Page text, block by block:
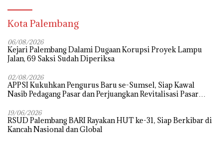
Kota Palembang
06/08/2026
Kejari Palembang Dalami Dugaan Korupsi Proyek Lampu
Jalan, 69 Saksi Sudah Diperiksa
02/08/2026
APPSI Kukuhkan Pengurus Baru se-Sumsel, Siap Kawal
Nasib Pedagang Pasar dan Perjuangkan Revitalisasi Pasar
19/06/2026
RSUD Palembang BARI Rayakan HUT ke-31, Siap Berkibar di
Kancah Nasional dan Global